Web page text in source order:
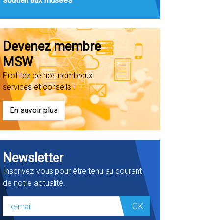
Devenez membre
MSW
Profitez de nos nombreux
services et conseils !
En savoir plus
Newsletter
Inscrivez-vous pour être tenu au courant
de notre actualité.
OK